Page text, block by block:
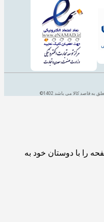
قاصد کالا می باشد 1402©
را با دوستان خود به